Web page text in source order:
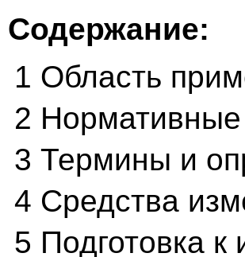
Содержание:
1 Область
2 Нормативные
3 Термины и
4 Средства
5 Подготовка